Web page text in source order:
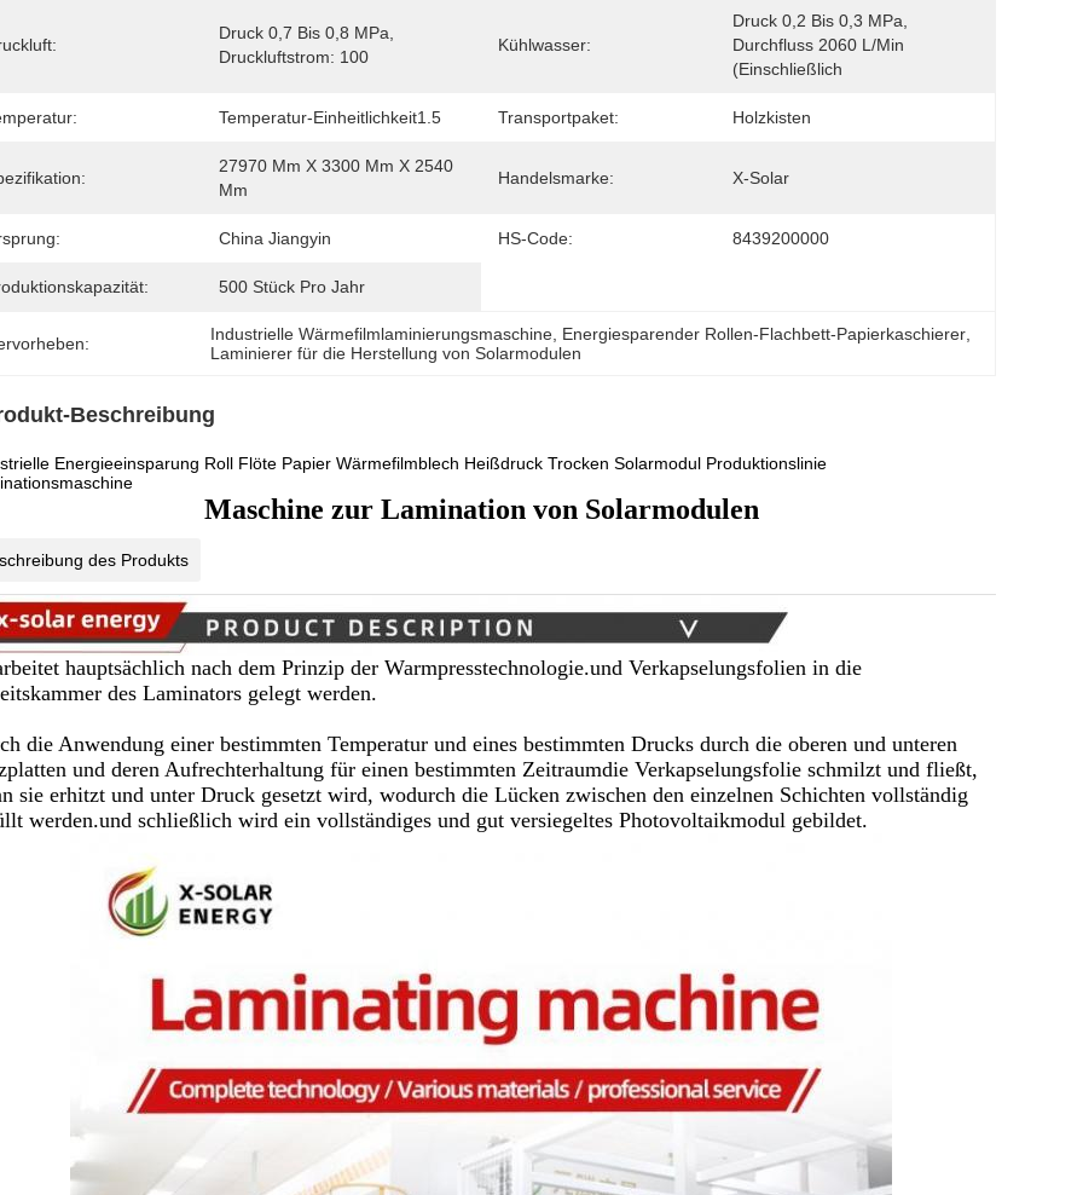
Druck 0,7 Bis 0,8 MPa,
Druckluftstrom: 100
Kühlwasser:
Druck 0,2 Bis 0,3 MPa,
Durchfluss 2060 L/Min
(einschließlich
Temperatur-Einheitlichkeit1.5 Transportpaket: Holzkisten
27970 Mm X 3300 Mm X 2540
Mm
Handelsmarke: X-Solar
China Jiangyin HS-Code: 8439200000
500 Stück Pro Jahr
Industrielle Wärmefilmlaminierungsmaschine Energiesparender Rollen-Flachbett-Papierkaschierer
Laminierer für die Herstellung von Solarmodulen
Beschreibung
Energieeinsparung Roll Flöte Papier Wärmefilmblech Heißdruck Trocken Solarmodul Produktionslinie
Maschine zur Lamination von Solarmodulen
des Produkts
hauptsächlich nach dem Prinzip der Warmpresstechnologie.und Verkapselungsfolien in die
des Laminators gelegt werden.
die Anwendung einer bestimmten Temperatur und eines bestimmten Drucks durch die oberen und unteren
und deren Aufrechterhaltung für einen bestimmten Zeitraumdie Verkapselungsfolie schmilzt und fließt,
sie erhitzt und unter Druck gesetzt wird, wodurch die Lücken zwischen den einzelnen Schichten vollständig
werden.und schließlich wird ein vollständiges und gut versiegeltes Photovoltaikmodul gebildet.